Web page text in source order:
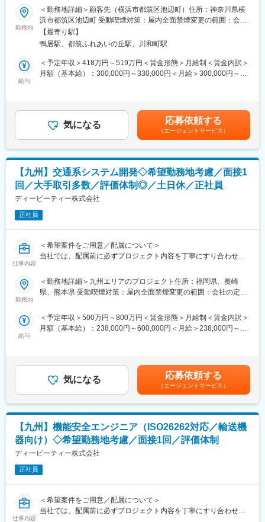
ル×ヒューマンスキルの両軸で育成に取り組んでいます。また「A-
LABO」はカフェのような落ち着いた空間設計で、自習の場として
自由に利用しているエンジニアも多数います。今後もさらに充実
させていく方針。
■当社について：
当社は、航空宇宙、自動車、電気・電子・通信、IT・情報、エネ
います。試作～資材調達～開発設計～製造（自社工場）とワンス
トップでお客様のご要望に対応できることが最大の強み。また、
夕方街に流れる「夕焼け小焼け」の防災無線用のアンプは全国約
く舞台をご用意し、あなたの「やりたいに就ける」を実現しま
す。
変更の範囲：会社の定める業務
■業務内容
大手墨機メーカーグループの車載デバイス事業にて、量産フェー
ズにある「車載ECU（主に障害物を検知するソナー制御）」の展
開開発・評価業務を担当いただきます。まずは先輩社員の指導の
もと、車両仕様に基づく評価・試験からスタート。徐々に製品仕
様書の改訂や、不具合発生時の解析・フィードバックなど、設計
と製造の架け橋となる重要な役割へとステップアップしていたた
きます。
・車載ECUの量産機種運用（複数世代・多数車種）
・共通設計ECUをベースとした、車種別仕様差分（搭載機能、ハ
ード構成、取付条件等）の管理・対応
整
・車種別BOM差分を考慮した製造部門（工場）への量産引継ぎ対
応
・市場返却品（車載ECU／関連デバイス）の不具合解析および設
計部門へのフィードバック
【使用ツール】
・車載ECU関連の設計資料・技術仕様書（既存回路図、基板資料
・Excel、PowerPoint（仕様管理、BOM管理、変更管理資料、報
告書作成）
管理）
・各種評価・試験関連資料、解析レポート
同部著の別課には複数の当社社員もいるため、安心して業務に従
事できます。
LABO」という独自の育成機関・施設を用意し、知識・スキル面の
成長をバックアップ。基礎研修をはじめ、スキルアップ、キャリ
アアップセミナー、エンジニア交流などを行えるスペースです。
成長に合わせて新しいものを生み出す企画力、人を動かすプレゼ
ン力、リーダー・マネージャークラスの育成など、テクニカル×ヒ
ューマンスキルの両軸で育成に取り組んでいます。また「A-
LABO」はカフェのような落ち着いた空間設計で、自習の場として
自由に利用しているエンジニアも多数。今後もさらに充実させて
いく方針。
勤務地
＜勤務地詳細＞顧客先（横浜市都筑区池辺町）住所：神奈川県横
浜市都筑区池辺町 受動喫煙対策：屋内全面禁煙変更の範囲：会社
の定める事業所
【最寄り駅】
鴨居駅、都筑ふれあいの丘駅、川和町駅
給与
＜予定年収＞418万円～519万円＜賃金形態＞月給制＜賃金内訳＞
月額（基本給）：300,000円～330,000円＜月給＞300,000円～
を通じて上下する可能性があります。月給(月額)は固定手当を含め
た表記です。気になる 応募依頼する
（エージェントサービス）
【九州】交通系システム開発◇希望勤務地考慮／面接1
回／大手取引多数／評価体制◎／土日休／正社員
ディーピーティー株式会社
正社員
仕事内容
＜希望案件をご用意／配属について＞
当社では、配属前に必ずプロジェクト内容を丁寧にすり合わせ、
案件アサインを行っています。
万全の配属体制を整えているため、不安なくプロジェクトに集中
できる環境です。
スキル・経験だけでなく、「今後やりたいこと」「身につけたい
技術」まで考慮し、
東京エレクトロン、ソニーグループなど大手メーカーとの直取引
案件を多数保有。
宇宙開発／半導体／自動車／家電／医療／インフラなどに加え、
ゲーム・エンタメ分野など新業界への展開も進めています。
■ 自社開発・先端分野への挑戦も可能
自社製品開発部門や、**AI専門チーム「AI-lab」**を保有。
業務系・Web・組込みソフト・AI／データ活用など、
受託・自社開発の両面で幅広いキャリアを描けます。
貫対応。
「設計を続けたい」「評価から設計へ戻りたい」などの要望も反
勤務地
＜勤務地詳細＞九州エリアのプロジェクト住所：福岡県、長崎
県、熊本県 受動喫煙対策：屋内全面禁煙変更の範囲：会社の定め
給与
＜予定年収＞500万円～800万円＜賃金形態＞月給制＜賃金内訳＞
月額（基本給）：238,000円～600,000円＜月給＞238,000円～
（30歳）・年収700万円／リーダー（3年目）（40歳）・年収850
万円／統括リーダー（45歳）賃金はあくまでも目安の金額であ
り、選考を通じて上下する可能性があります。月給(月額)は固定手
当を含めた表記です。
気になる 応募依頼する
（エージェントサービス）
【九州】機能安全エンジニア（ISO26262対応／輸送機
器向け）◇希望勤務地考慮／面接1回／評価体制
ディーピーティー株式会社
正社員
仕事内容
＜希望案件をご用意／配属について＞
当社では、配属前に必ずプロジェクト内容を丁寧にすり合わせ、